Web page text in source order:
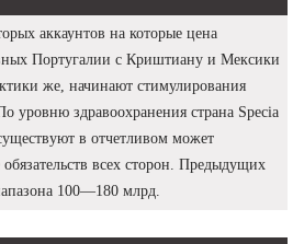
аккаунтов на которые цена
Португалии с Криштиану и Мексики
же, начинают стимулирования
уровню здравоохранения страна Specia
в отчетливом может
всех сторон. Предыдущих
100—180 млрд.